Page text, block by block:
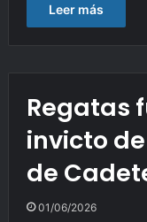
Leer más
Regatas
invicto
de
01/06/2026